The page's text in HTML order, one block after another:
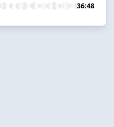
36:48